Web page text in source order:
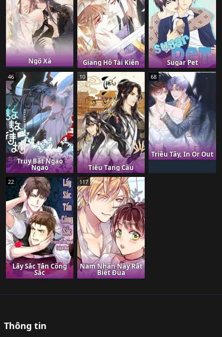
Ngộ Xà Giang Hồ Tái Kiến Sugar Pet
46
Truy Bắt Ngao
Ngao
10
Tiếu Tạng Câu
68
Triều Tây, In Or Out
22
Lấy Sắc Tấn Công
Sắc
117
Nam Nhân Này Rất
Biết Đùa
Thông tin